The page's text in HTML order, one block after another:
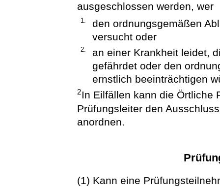
ausgeschlossen werden, wer
1.
den ordnungsgemäßen
versucht oder
2.
an einer Krankheit leidet,
gefährdet oder den
ernstlich beeinträchtigen
2In Eilfällen kann die Örtliche
Prüfungsleiter den
anordnen.
(1) Kann eine